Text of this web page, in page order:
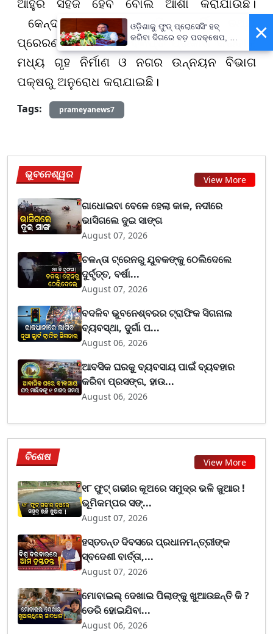
ଆହୁରି ସହଜ ହେବ ବୋଲି ଆଶା କରାଯାଉଛି।
କେନ୍ଦ୍ର ସରକାରଙ୍କୁ ଏହି ସମ୍ପର୍କିତ ତଥ୍ୟ
ପ୍ରେରଣ ପାଇଁ ଶୀଘ୍ର ବିଜ୍ଞପ୍ତି ପ୍ରକାଶ କରିବାକୁ
ମଧ୍ୟ ଗୃହ ନିର୍ମାଣ ଓ ନଗର ଉନ୍ନୟନ ବିଭାଗ
ପକ୍ଷରୁ ଅନୁରୋଧ କରାଯାଇଛି।
Tags:
prameyanews7
ଭୁବନେଶ୍ୱର View More
ଗାଧୋଇବା ବେଳେ ହେଲା କାଳ, ନଦୀରେ
ଭାସିଗଲେ ଦୁଇ ସାଙ୍ଗ
August 07, 2026
ଚଳନ୍ତା ଟ୍ରେନରୁ ଯୁବକଙ୍କୁ ଠେଲିଦେଲେ
ଦୁର୍ବୃତ୍ତ, ବର୍ଷା...
August 07, 2026
ବଦଳିବ ଭୁବନେଶ୍ବରର ଟ୍ରାଫିକ ସିଗନାଲ
ବ୍ୟବସ୍ଥା, ଦୁର୍ଗା ପ...
August 06, 2026
ଆବସିକ ଘରକୁ ବ୍ୟବସାୟ ପାଇଁ ବ୍ୟବହାର
କରିବା ପ୍ରସଙ୍ଗ, ହାଉ...
August 06, 2026
ବିଶେଷ View More
୧୮ ଫୁଟ୍ ଗଭୀର କୂଅରେ ସମୁଦ୍ର ଭଳି ଜୁଆର !
ଭୂମିକମ୍ପର ସଙ୍...
August 07, 2026
ହସ୍ତତନ୍ତ ଦିବସରେ ପ୍ରଧାନମନ୍ତ୍ରୀଙ୍କ
ସ୍ବଦେଶୀ ବାର୍ତ୍ତା,...
August 07, 2026
ମୋବାଇଲ୍ ଦେଖାଇ ପିଲାଙ୍କୁ ଖୁଆଉଛନ୍ତି କି ?
ଡେରି ହୋଇଯିବା...
August 06, 2026
×
ଓଡ଼ିଶାକୁ ଫୁଡ୍ ପ୍ରୋସେସିଂ ହବ୍
କରିବା ଦିଗରେ ବଡ଼ ପଦକ୍ଷେପ, ୪୨